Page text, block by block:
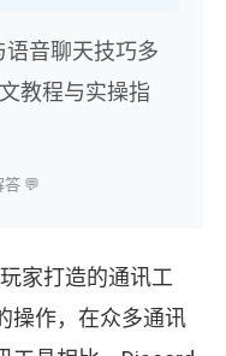
音聊天技巧多
教程与实操指
💬
家打造的通讯工
操作，在众多通讯